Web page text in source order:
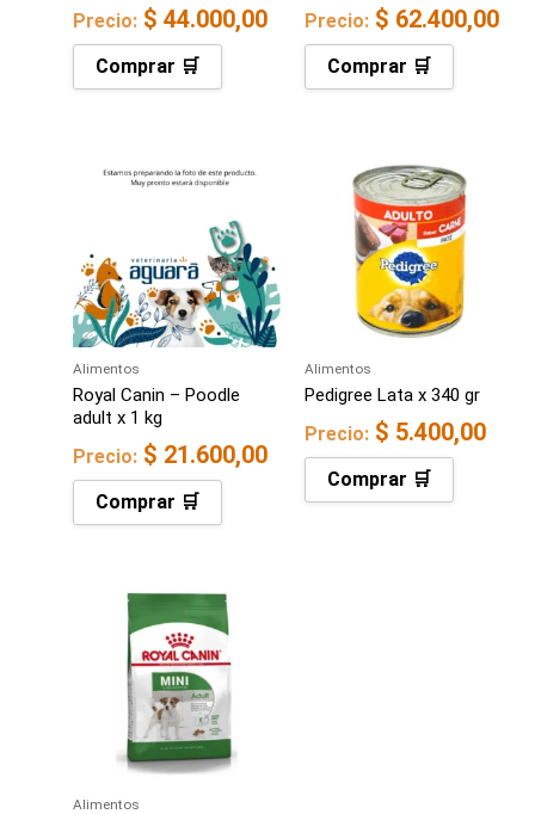
Precio: $ 44.000,00
Comprar 🛒
Precio: $ 62.400,00
Comprar 🛒
Alimentos
Royal Canin – Poodle
adult x 1 kg
Precio: $ 21.600,00
Comprar 🛒
Alimentos
Pedigree Lata x 340 gr
Precio: $ 5.400,00
Comprar 🛒
Alimentos